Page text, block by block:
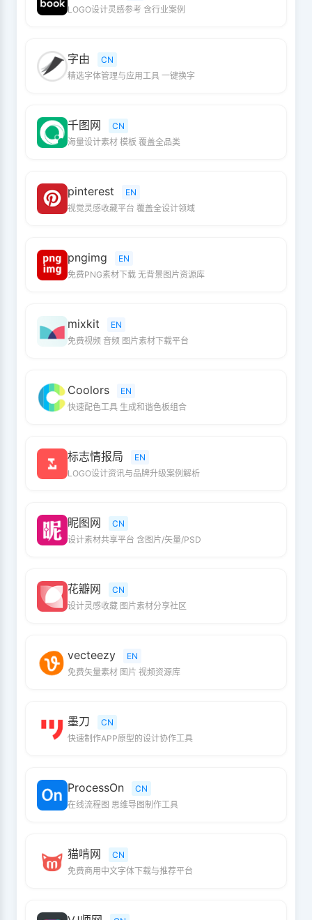
LOGO设计灵感参考 含行业案例
字由
CN
精选字体管理与应用工具 一键换字
千图网
CN
海量设计素材 模板 覆盖全品类
pinterest
EN
视觉灵感收藏平台 覆盖全设计领域
pngimg
EN
免费PNG素材下载 无背景图片资源库
mixkit
EN
免费视频 音频 图片素材下载平台
Coolors
EN
快速配色工具 生成和谐色板组合
标志情报局
EN
LOGO设计资讯与品牌升级案例解析
昵图网
CN
设计素材共享平台 含图片/矢量/PSD
花瓣网
CN
设计灵感收藏 图片素材分享社区
vecteezy
EN
免费矢量素材 图片 视频资源库
墨刀
CN
快速制作APP原型的设计协作工具
ProcessOn
CN
在线流程图 思维导图制作工具
猫啃网
CN
免费商用中文字体下载与推荐平台